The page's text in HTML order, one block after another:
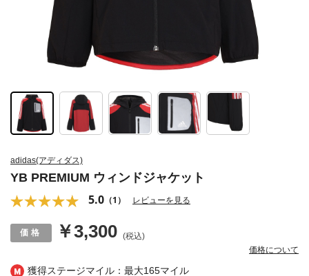
獲得ステージマイル：最大165マイル
adidas(アディダス)
YB PREMIUM ウィンドジャケット
5.0 （1） レビューを見る
￥3,300 (税込)
価格について